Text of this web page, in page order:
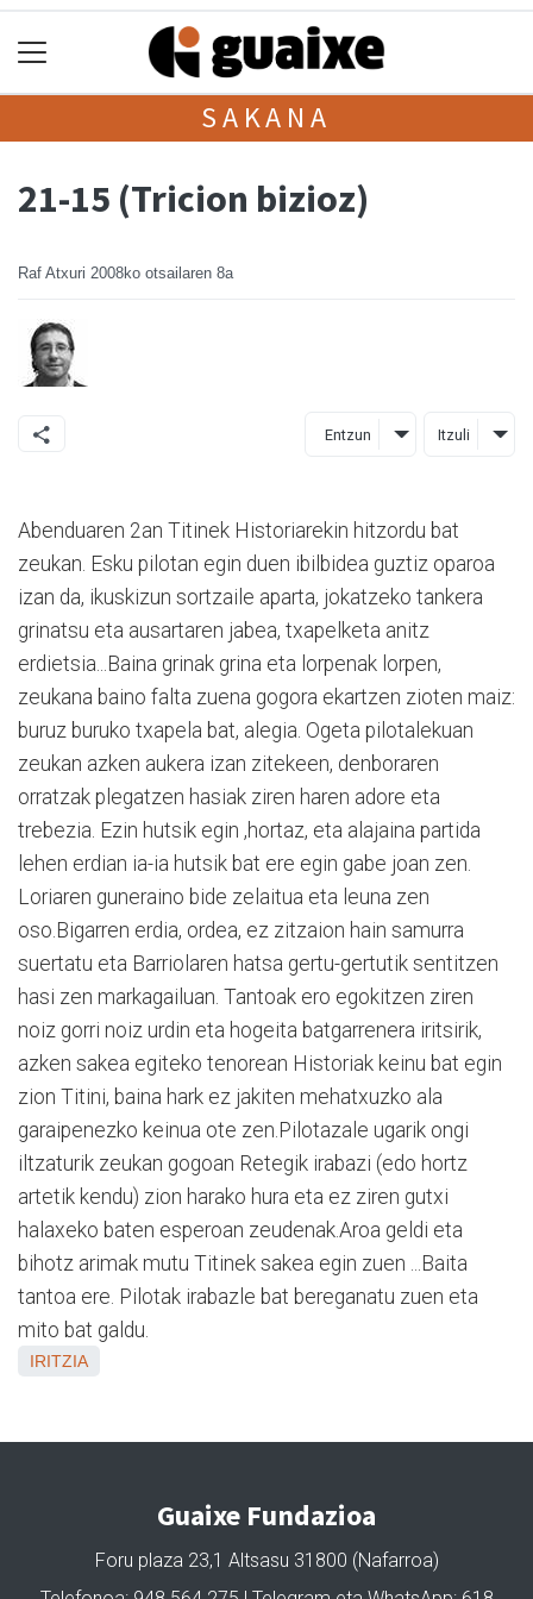
SAKANA
21-15 (Tricion bizioz)
Raf Atxuri 2008ko otsailaren 8a
Entzun Itzuli
Abenduaren 2an Titinek Historiarekin hitzordu bat
zeukan. Esku pilotan egin duen ibilbidea guztiz oparoa
izan da, ikuskizun sortzaile aparta, jokatzeko tankera
grinatsu eta ausartaren jabea, txapelketa anitz
erdietsia...Baina grinak grina eta lorpenak lorpen,
zeukana baino falta zuena gogora ekartzen zioten maiz:
buruz buruko txapela bat, alegia. Ogeta pilotalekuan
zeukan azken aukera izan zitekeen, denboraren
orratzak plegatzen hasiak ziren haren adore eta
trebezia. Ezin hutsik egin ,hortaz, eta alajaina partida
lehen erdian ia-ia hutsik bat ere egin gabe joan zen.
Loriaren guneraino bide zelaitua eta leuna zen
oso.Bigarren erdia, ordea, ez zitzaion hain samurra
suertatu eta Barriolaren hatsa gertu-gertutik sentitzen
hasi zen markagailuan. Tantoak ero egokitzen ziren
noiz gorri noiz urdin eta hogeita batgarrenera iritsirik,
azken sakea egiteko tenorean Historiak keinu bat egin
zion Titini, baina hark ez jakiten mehatxuzko ala
garaipenezko keinua ote zen.Pilotazale ugarik ongi
iltzaturik zeukan gogoan Retegik irabazi (edo hortz
artetik kendu) zion harako hura eta ez ziren gutxi
halaxeko baten esperoan zeudenak.Aroa geldi eta
bihotz arimak mutu Titinek sakea egin zuen ...Baita
tantoa ere. Pilotak irabazle bat bereganatu zuen eta
mito bat galdu.
IRITZIA
Guaixe Fundazioa
Foru plaza 23,1 Altsasu 31800 (Nafarroa)